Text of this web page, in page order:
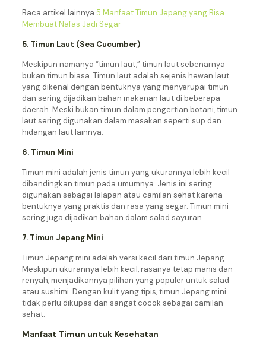
Baca artikel lainnya 5 Manfaat Timun Jepang yang Bisa
Membuat Nafas Jadi Segar
5. Timun Laut (Sea Cucumber)
Meskipun namanya “timun laut,” timun laut sebenarnya
bukan timun biasa. Timun laut adalah sejenis hewan laut
yang dikenal dengan bentuknya yang menyerupai timun
dan sering dijadikan bahan makanan laut di beberapa
daerah. Meski bukan timun dalam pengertian botani, timun
laut sering digunakan dalam masakan seperti sup dan
hidangan laut lainnya.
6. Timun Mini
Timun mini adalah jenis timun yang ukurannya lebih kecil
dibandingkan timun pada umumnya. Jenis ini sering
digunakan sebagai lalapan atau camilan sehat karena
bentuknya yang praktis dan rasa yang segar. Timun mini
sering juga dijadikan bahan dalam salad sayuran.
7. Timun Jepang Mini
Timun Jepang mini adalah versi kecil dari timun Jepang.
Meskipun ukurannya lebih kecil, rasanya tetap manis dan
renyah, menjadikannya pilihan yang populer untuk salad
atau sushimi. Dengan kulit yang tipis, timun Jepang mini
tidak perlu dikupas dan sangat cocok sebagai camilan
sehat.
Manfaat Timun untuk Kesehatan